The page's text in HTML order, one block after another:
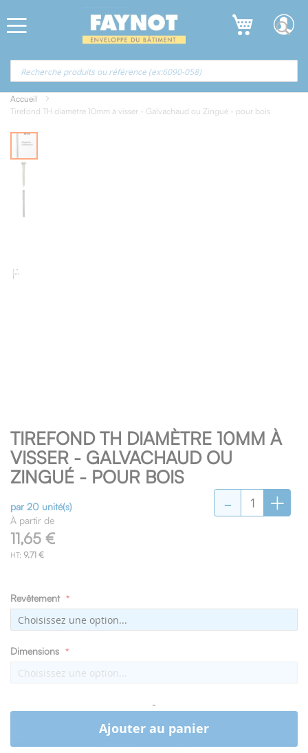
au
contenu
Accueil
Tirefond TH diamètre 10mm à visser - Galvachaud ou Zingué - pour bois
TIREFOND TH DIAMÈTRE 10MM À
VISSER - GALVACHAUD OU
ZINGUÉ - POUR BOIS
par 20 unité(s)
À partir de
11,65 €
9,71 €
Revêtement
Dimensions
- +
-
Ajouter au panier
Skip
the
images
the
beginning
of
images
gallery